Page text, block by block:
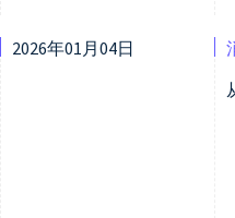
2026年01月04日